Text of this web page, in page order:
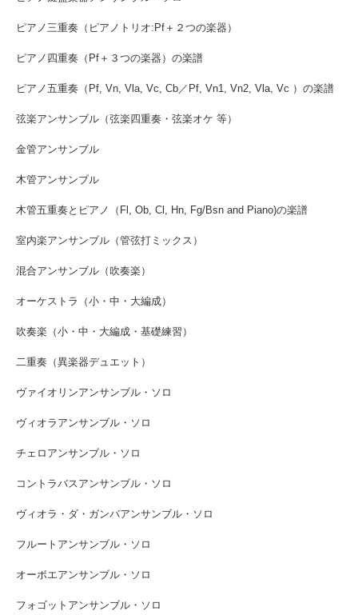
ピアノ三重奏（ピアノトリオ:Pf＋２つの楽器）
ピアノ四重奏（Pf＋３つの楽器）の楽譜
ピアノ五重奏（Pf, Vn, Vla, Vc, Cb／Pf, Vn1, Vn2, Vla, Vc ）の楽譜
弦楽アンサンブル（弦楽四重奏・弦楽オケ 等）
金管アンサンブル
木管アンサンブル
木管五重奏とピアノ（Fl, Ob, Cl, Hn, Fg/Bsn and Piano)の楽譜
室内楽アンサンブル（管弦打ミックス）
混合アンサンブル（吹奏楽）
オーケストラ（小・中・大編成）
吹奏楽（小・中・大編成・基礎練習）
二重奏（異楽器デュエット）
ヴァイオリンアンサンブル・ソロ
ヴィオラアンサンブル・ソロ
チェロアンサンブル・ソロ
コントラバスアンサンブル・ソロ
ヴィオラ・ダ・ガンバアンサンブル・ソロ
フルートアンサンブル・ソロ
オーボエアンサンブル・ソロ
フォゴットアンサンブル・ソロ